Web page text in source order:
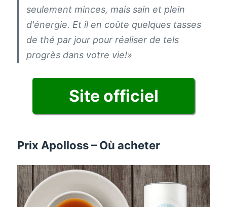
seulement minces, mais sain et plein
d'énergie. Et il en coûte quelques tasses
de thé par jour pour réaliser de tels
progrès dans votre vie!»
Site officiel
Prix ​​​​Apolloss – Où acheter